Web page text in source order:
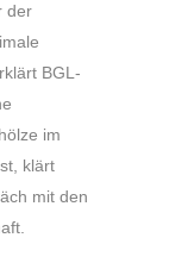
der
BGL-
im
klärt
mit den